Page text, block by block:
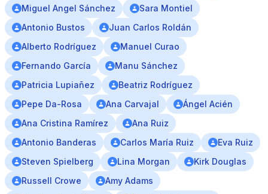
Miguel Angel Sánchez
Sara Montiel
Antonio Bustos
Juan Carlos Roldán
Alberto Rodríguez
Manuel Curao
Fernando García
Manu Sánchez
Patricia Lupiañez
Beatriz Rodríguez
Pepe Da-Rosa
Ana Carvajal
Ángel Acién
Ana Cristina Ramírez
Ana Ruiz
Antonio Banderas
Carlos María Ruiz
Eva Ruiz
Steven Spielberg
Lina Morgan
Kirk Douglas
Russell Crowe
Amy Adams